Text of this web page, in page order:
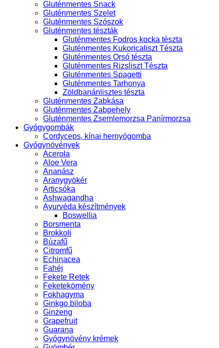
Gluténmentes Snack
Gluténmentes Szelet
Gluténmentes Szószok
Gluténmentes tészták
Gluténmentes Fodros kocka tészta
Gluténmentes Kukoricaliszt Tészta
Gluténmentes Orsó tészta
Gluténmentes Rizsliszt Tészta
Gluténmentes Spagetti
Gluténmentes Tarhonya
Zöldbanánlisztes tészta
Gluténmentes Zabkása
Gluténmentes Zabpehely
Gluténmentes Zsemlemorzsa Panírmorzsa
Gyógygombák
Cordyceps, kínai hernyógomba
Gyógynövények
Acerola
Aloe Vera
Ananász
Aranygyökér
Articsóka
Ashwagandha
Ayurvéda készítmények
Boswellia
Borsmenta
Brokkoli
Búzafű
Citromfű
Echinacea
Fahéj
Fekete Retek
Feketekömény
Fokhagyma
Ginkgo biloba
Ginzeng
Grapefruit
Guarana
Gyógynövény krémek